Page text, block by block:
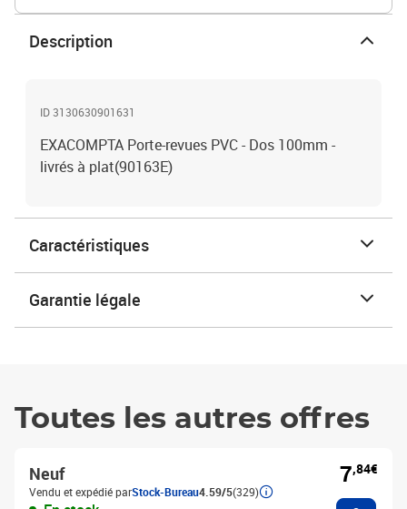
Description
ID 3130630901631
EXACOMPTA Porte-revues PVC - Dos 100mm -
livrés à plat(90163E)
Caractéristiques
Garantie légale
Toutes les autres offres
Neuf
Vendu et expédié parStock-Bureau4.59/5(329)
7,84€